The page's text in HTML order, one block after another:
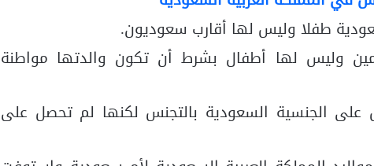
طفلا وليس لها أقارب سعوديون.
وليس لها أطفال بشرط أن تكون والدتها مواطنة
الجنسية السعودية بالتجنس لكنها لم تحصل على